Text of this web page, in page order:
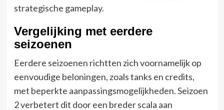
strategische gameplay.
Vergelijking met eerdere
seizoenen
Eerdere seizoenen richtten zich voornamelijk op
eenvoudige beloningen, zoals tanks en credits,
met beperkte aanpassingsmogelijkheden. Seizoen
2 verbetert dit door een breder scala aan